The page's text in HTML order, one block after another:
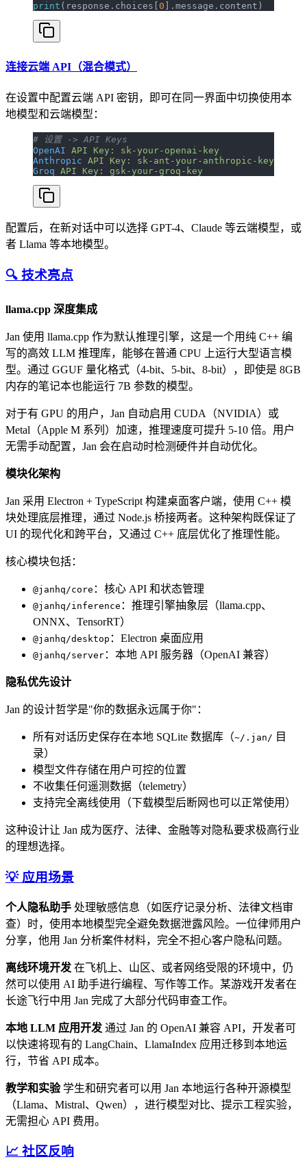
print (response.choices[ 0 ].message.content)
连接云端 API（混合模式）
在设置中配置云端 API 密钥，即可在同一界面中切换使用本
地模型和云端模型：
# 设置 -> API Keys
OpenAI API Key:
sk-your-openai-key
Anthropic API Key:
sk-ant-your-anthropic-key
Groq API Key: gsk-your-groq-key
配置后，在新对话中可以选择 GPT-4、Claude 等云端模型，或
者 Llama 等本地模型。
🔍 技术亮点
llama.cpp 深度集成
Jan 使用 llama.cpp 作为默认推理引擎，这是一个用纯 C++ 编
写的高效 LLM 推理库，能够在普通 CPU 上运行大型语言模
型。通过 GGUF 量化格式（4-bit、5-bit、8-bit），即使是 8GB
内存的笔记本也能运行 7B 参数的模型。
对于有 GPU 的用户，Jan 自动启用 CUDA（NVIDIA）或
Metal（Apple M 系列）加速，推理速度可提升 5-10 倍。用户
无需手动配置，Jan 会在启动时检测硬件并自动优化。
模块化架构
Jan 采用 Electron + TypeScript 构建桌面客户端，使用 C++ 模
块处理底层推理，通过 Node.js 桥接两者。这种架构既保证了
UI 的现代化和跨平台，又通过 C++ 底层优化了推理性能。
核心模块包括：
@janhq/core ：核心 API 和状态管理
@janhq/inference ：推理引擎抽象层（llama.cpp、
ONNX、TensorRT）
@janhq/desktop ：Electron 桌面应用
@janhq/server ：本地 API 服务器（OpenAI 兼容）
隐私优先设计
Jan 的设计哲学是"你的数据永远属于你"：
所有对话历史保存在本地 SQLite 数据库（~/.jan/ 目
录）
模型文件存储在用户可控的位置
不收集任何遥测数据（telemetry）
支持完全离线使用（下载模型后断网也可以正常使用）
这种设计让 Jan 成为医疗、法律、金融等对隐私要求极高行业
的理想选择。
💡 应用场景
个人隐私助手 处理敏感信息（如医疗记录分析、法律文档审
查）时，使用本地模型完全避免数据泄露风险。一位律师用户
分享，他用 Jan 分析案件材料，完全不担心客户隐私问题。
离线环境开发 在飞机上、山区、或者网络受限的环境中，仍
然可以使用 AI 助手进行编程、写作等工作。某游戏开发者在
长途飞行中用 Jan 完成了大部分代码审查工作。
本地 LLM 应用开发 通过 Jan 的 OpenAI 兼容 API，开发者可
以快速将现有的 LangChain、LlamaIndex 应用迁移到本地运
行，节省 API 成本。
教学和实验学生和研究者可以用 Jan 本地运行各种开源模型
（Llama、Mistral、Qwen），进行模型对比、提示工程实验，
无需担心 API 费用。
📈 社区反响